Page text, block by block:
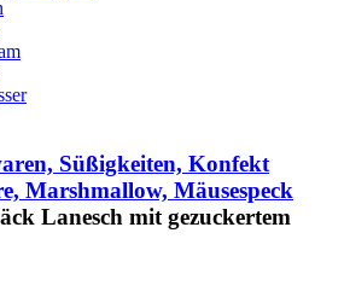
Süßigkeiten, Konfekt
Marshmallow, Mäusespeck
Lanesch mit gezuckertem